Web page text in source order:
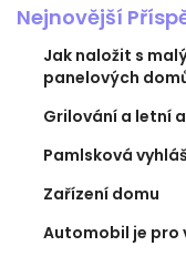
Nejnovější
Jak naložit s
panelových
Grilování a letní
Pamlsková
Zařízení domu
Automobil je pro